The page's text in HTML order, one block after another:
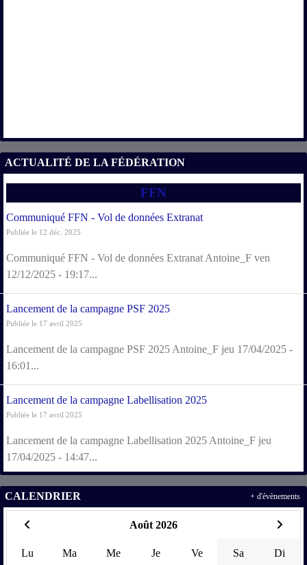
ACTUALITÉ DE LA FÉDÉRATION
FFN
Communiqué FFN - Vol de données Extranat
Publiée le 12 déc. 2025
Communiqué FFN - Vol de données Extranat Antoine_F ven
12/12/2025 - 19:17...
Lancement de la campagne PSF 2025
Publiée le 17 avril 2025
Lancement de la campagne PSF 2025 Antoine_F jeu 17/04/2025 -
16:01...
Lancement de la campagne Labellisation 2025
Publiée le 17 avril 2025
Lancement de la campagne Labellisation 2025 Antoine_F jeu
17/04/2025 - 14:47...
CALENDRIER
Août 2026
Lu Ma Me Je Ve Sa Di
+ d'évènements